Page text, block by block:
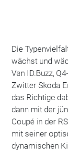
Die
wächst und
Van ID.Buzz,
Zwitter Skoda
das Richtige
dann mit der
Coupé in der
mit seiner
dynamischen